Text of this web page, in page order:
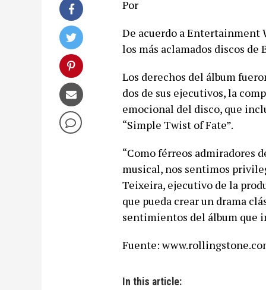
Por
De acuerdo a Entertainment
los más aclamados discos de
Los derechos del álbum
dos de sus ejecutivos, la
emocional del disco, que
“Simple Twist of Fate”.
“Como férreos admiradores
musical, nos sentimos
Teixeira, ejecutivo de la
que pueda crear un drama
sentimientos del álbum que
Fuente:
In this article: